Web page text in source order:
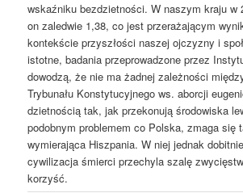
wskaźniku bezdzietności. W naszym kraju w
on zaledwie 1,38, co jest przerażającym
kontekście przyszłości naszej ojczyzny i
istotne, badania przeprowadzone przez
dowodzą, że nie ma żadnej zależności
Trybunału Konstytucyjnego ws. aborcji
dzietnością tak, jak przekonują środowiska
podobnym problemem co Polska, zmaga się
wymierająca Hiszpania. W niej jednak
cywilizacja śmierci przechyla szalę
korzyść.